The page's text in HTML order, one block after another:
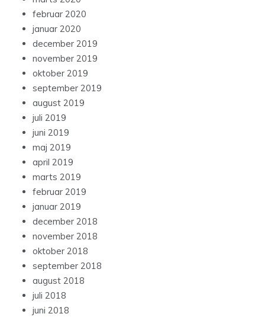
februar 2020
januar 2020
december 2019
november 2019
oktober 2019
september 2019
august 2019
juli 2019
juni 2019
maj 2019
april 2019
marts 2019
februar 2019
januar 2019
december 2018
november 2018
oktober 2018
september 2018
august 2018
juli 2018
juni 2018